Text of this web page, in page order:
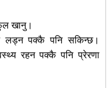
खानु।
लड्न पक्कै पनि सकिन्छ।
रहन पक्कै पनि प्रेरणा